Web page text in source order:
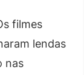
filmes
lendas
nas